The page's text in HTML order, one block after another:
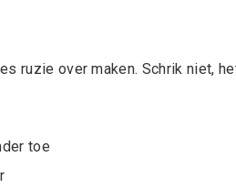
ruzie over maken. Schrik niet,
toe